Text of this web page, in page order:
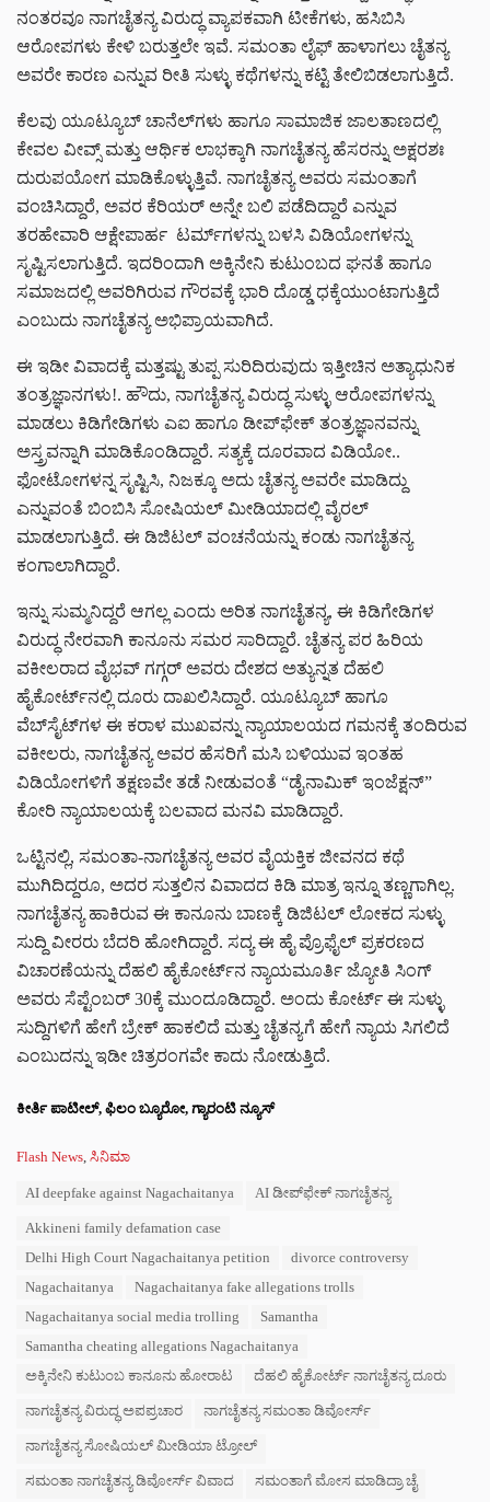
ನಂತರವೂ ನಾಗಚೈತನ್ಯ ವಿರುದ್ಧ ವ್ಯಾಪಕವಾಗಿ ಟೀಕೆಗಳು, ಹಸಿಬಿಸಿ
ಆರೋಪಗಳು ಕೇಳಿ ಬರುತ್ತಲೇ ಇವೆ. ಸಮಂತಾ ಲೈಫ್ ಹಾಳಾಗಲು ಚೈತನ್ಯ
ಅವರೇ ಕಾರಣ ಎನ್ನುವ ರೀತಿ ಸುಳ್ಳು ಕಥೆಗಳನ್ನು ಕಟ್ಟಿ ತೇಲಿಬಿಡಲಾಗುತ್ತಿದೆ.
ಕೆಲವು ಯೂಟ್ಯೂಬ್ ಚಾನೆಲ್‌ಗಳು ಹಾಗೂ ಸಾಮಾಜಿಕ ಜಾಲತಾಣದಲ್ಲಿ
ಕೇವಲ ವೀವ್ಸ್ ಮತ್ತು ಆರ್ಥಿಕ ಲಾಭಕ್ಕಾಗಿ ನಾಗಚೈತನ್ಯ ಹೆಸರನ್ನು ಅಕ್ಷರಶಃ
ದುರುಪಯೋಗ ಮಾಡಿಕೊಳ್ಳುತ್ತಿವೆ. ನಾಗಚೈತನ್ಯ ಅವರು ಸಮಂತಾಗೆ
ವಂಚಿಸಿದ್ದಾರೆ, ಅವರ ಕೆರಿಯರ್ ಅನ್ನೇ ಬಲಿ ಪಡೆದಿದ್ದಾರೆ ಎನ್ನುವ
ತರಹೇವಾರಿ ಆಕ್ಷೇಪಾರ್ಹ ಟರ್ಮ್‌ಗಳನ್ನು ಬಳಸಿ ವಿಡಿಯೋಗಳನ್ನು
ಸೃಷ್ಟಿಸಲಾಗುತ್ತಿದೆ. ಇದರಿಂದಾಗಿ ಅಕ್ಕಿನೇನಿ ಕುಟುಂಬದ ಘನತೆ ಹಾಗೂ
ಸಮಾಜದಲ್ಲಿ ಅವರಿಗಿರುವ ಗೌರವಕ್ಕೆ ಭಾರಿ ದೊಡ್ಡ ಧಕ್ಕೆಯುಂಟಾಗುತ್ತಿದೆ
ಎಂಬುದು ನಾಗಚೈತನ್ಯ ಅಭಿಪ್ರಾಯವಾಗಿದೆ.
​ಈ ಇಡೀ ವಿವಾದಕ್ಕೆ ಮತ್ತಷ್ಟು ತುಪ್ಪ ಸುರಿದಿರುವುದು ಇತ್ತೀಚಿನ ಅತ್ಯಾಧುನಿಕ
ತಂತ್ರಜ್ಞಾನಗಳು!. ಹೌದು, ನಾಗಚೈತನ್ಯ ವಿರುದ್ಧ ಸುಳ್ಳು ಆರೋಪಗಳನ್ನು
ಮಾಡಲು ಕಿಡಿಗೇಡಿಗಳು ಎಐ ಹಾಗೂ ಡೀಪ್‌ಫೇಕ್ ತಂತ್ರಜ್ಞಾನವನ್ನು
ಅಸ್ತ್ರವನ್ನಾಗಿ ಮಾಡಿಕೊಂಡಿದ್ದಾರೆ. ಸತ್ಯಕ್ಕೆ ದೂರವಾದ ವಿಡಿಯೋ..
ಫೋಟೋಗಳನ್ನ ಸೃಷ್ಟಿಸಿ, ನಿಜಕ್ಕೂ ಅದು ಚೈತನ್ಯ ಅವರೇ ಮಾಡಿದ್ದು
ಎನ್ನುವಂತೆ ಬಿಂಬಿಸಿ ಸೋಷಿಯಲ್ ಮೀಡಿಯಾದಲ್ಲಿ ವೈರಲ್
ಮಾಡಲಾಗುತ್ತಿದೆ. ಈ ಡಿಜಿಟಲ್ ವಂಚನೆಯನ್ನು ಕಂಡು ನಾಗಚೈತನ್ಯ
ಕಂಗಾಲಾಗಿದ್ದಾರೆ.
ಇನ್ನು ಸುಮ್ಮನಿದ್ದರೆ ಆಗಲ್ಲ ಎಂದು ಅರಿತ ನಾಗಚೈತನ್ಯ, ಈ ಕಿಡಿಗೇಡಿಗಳ
ವಿರುದ್ಧ ನೇರವಾಗಿ ಕಾನೂನು ಸಮರ ಸಾರಿದ್ದಾರೆ. ಚೈತನ್ಯ ಪರ ಹಿರಿಯ
ವಕೀಲರಾದ ವೈಭವ್ ಗಗ್ಗರ್ ಅವರು ದೇಶದ ಅತ್ಯುನ್ನತ ದೆಹಲಿ
ಹೈಕೋರ್ಟ್‌ನಲ್ಲಿ ದೂರು ದಾಖಲಿಸಿದ್ದಾರೆ. ಯೂಟ್ಯೂಬ್ ಹಾಗೂ
ವೆಬ್‌ಸೈಟ್‌ಗಳ ಈ ಕರಾಳ ಮುಖವನ್ನು ನ್ಯಾಯಾಲಯದ ಗಮನಕ್ಕೆ ತಂದಿರುವ
ವಕೀಲರು, ನಾಗಚೈತನ್ಯ ಅವರ ಹೆಸರಿಗೆ ಮಸಿ ಬಳಿಯುವ ಇಂತಹ
ವಿಡಿಯೋಗಳಿಗೆ ತಕ್ಷಣವೇ ತಡೆ ನೀಡುವಂತೆ “ಡೈನಾಮಿಕ್ ಇಂಜೆಕ್ಷನ್”
ಕೋರಿ ನ್ಯಾಯಾಲಯಕ್ಕೆ ಬಲವಾದ ಮನವಿ ಮಾಡಿದ್ದಾರೆ.
ಒಟ್ಟಿನಲ್ಲಿ, ಸಮಂತಾ-ನಾಗಚೈತನ್ಯ ಅವರ ವೈಯಕ್ತಿಕ ಜೀವನದ ಕಥೆ
ಮುಗಿದಿದ್ದರೂ, ಅದರ ಸುತ್ತಲಿನ ವಿವಾದದ ಕಿಡಿ ಮಾತ್ರ ಇನ್ನೂ ತಣ್ಣಗಾಗಿಲ್ಲ.
ನಾಗಚೈತನ್ಯ ಹಾಕಿರುವ ಈ ಕಾನೂನು ಬಾಣಕ್ಕೆ ಡಿಜಿಟಲ್ ಲೋಕದ ಸುಳ್ಳು
ಸುದ್ದಿ ವೀರರು ಬೆದರಿ ಹೋಗಿದ್ದಾರೆ. ಸದ್ಯ ಈ ಹೈ ಪ್ರೊಫೈಲ್ ಪ್ರಕರಣದ
ವಿಚಾರಣೆಯನ್ನು ದೆಹಲಿ ಹೈಕೋರ್ಟ್‌ನ ನ್ಯಾಯಮೂರ್ತಿ ಜ್ಯೋತಿ ಸಿಂಗ್
ಅವರು ಸೆಪ್ಟೆಂಬರ್ 30ಕ್ಕೆ ಮುಂದೂಡಿದ್ದಾರೆ. ಅಂದು ಕೋರ್ಟ್ ಈ ಸುಳ್ಳು
ಸುದ್ದಿಗಳಿಗೆ ಹೇಗೆ ಬ್ರೇಕ್ ಹಾಕಲಿದೆ ಮತ್ತು ಚೈತನ್ಯಗೆ ಹೇಗೆ ನ್ಯಾಯ ಸಿಗಲಿದೆ
ಎಂಬುದನ್ನು ಇಡೀ ಚಿತ್ರರಂಗವೇ ಕಾದು ನೋಡುತ್ತಿದೆ.
ಕೀರ್ತಿ ಪಾಟೀಲ್, ಫಿಲಂ ಬ್ಯೂರೋ, ಗ್ಯಾರಂಟಿ ನ್ಯೂಸ್
C
Flash News, ಸಿನಿಮಾ
AI deepfake against Nagachaitanya AI ಡೀಪ್‌ಫೇಕ್ ನಾಗಚೈತನ್ಯ
Akkineni family defamation case
Delhi High Court Nagachaitanya petition
divorce controversy
Nagachaitanya
Nagachaitanya fake allegations trolls
Nagachaitanya social media trolling
Samantha
Samantha cheating allegations Nagachaitanya
ಅಕ್ಕಿನೇನಿ ಕುಟುಂಬ ಕಾನೂನು ಹೋರಾಟ
ದೆಹಲಿ ಹೈಕೋರ್ಟ್ ನಾಗಚೈತನ್ಯ ದೂರು
ನಾಗಚೈತನ್ಯ ವಿರುದ್ಧ ಅಪಪ್ರಚಾರ ನಾಗಚೈತನ್ಯ ಸಮಂತಾ ಡಿವೋರ್ಸ್
ನಾಗಚೈತನ್ಯ ಸೋಷಿಯಲ್ ಮೀಡಿಯಾ ಟ್ರೋಲ್
ಸಮಂತಾ ನಾಗಚೈತನ್ಯ ಡಿವೋರ್ಸ್ ವಿವಾದ ಸಮಂತಾಗೆ ಮೋಸ ಮಾಡಿದ್ರಾ ಚೈ